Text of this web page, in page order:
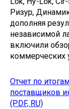
Ризур,
дополняя
независимой
включили
коммерческих
Отчет по
поставщиков
(PDF, RU)